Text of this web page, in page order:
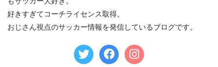
好きすぎてコーチライセンス取得。
おじさん視点のサッカー情報を発信しているブログです。